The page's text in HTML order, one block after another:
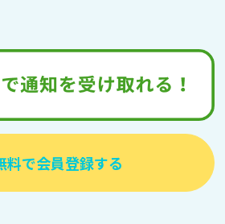
料で会員登録する